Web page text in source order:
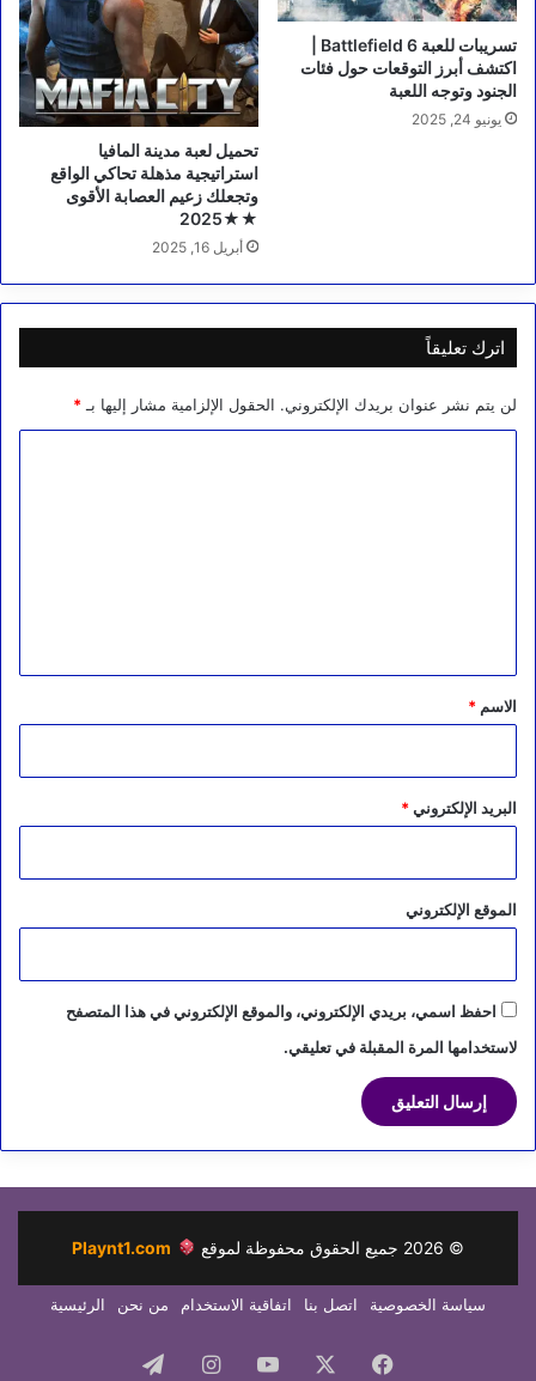
اكتشف أبرز التوقعات حول فئات
الجنود وتوجه اللعبة
يونيو 24, 2025
استراتيجية مذهلة تحاكي الواقع
وتجعلك زعيم العصابة الأقوى
★2025★
أبريل 16, 2025
اترك تعليقاً
لن يتم نشر عنوان بريدك الإلكتروني. الحقول الإلزامية مشار إليها بـ *
*
الاسم *
البريد الإلكتروني*
الموقع الإلكتروني
احفظ اسمي، بريدي الإلكتروني، والموقع الإلكتروني في هذا المتصفح
لاستخدامها المرة المقبلة في تعليقي.
©
2026 جميع الحقوق محفوظة لموقع Playnt1.com
سياسة الخصوصية اتصل بنا اتفاقية الاستخدام من نحن الرئيسية
فيسبوك ‫YouTubeانستقرامتيلقرام